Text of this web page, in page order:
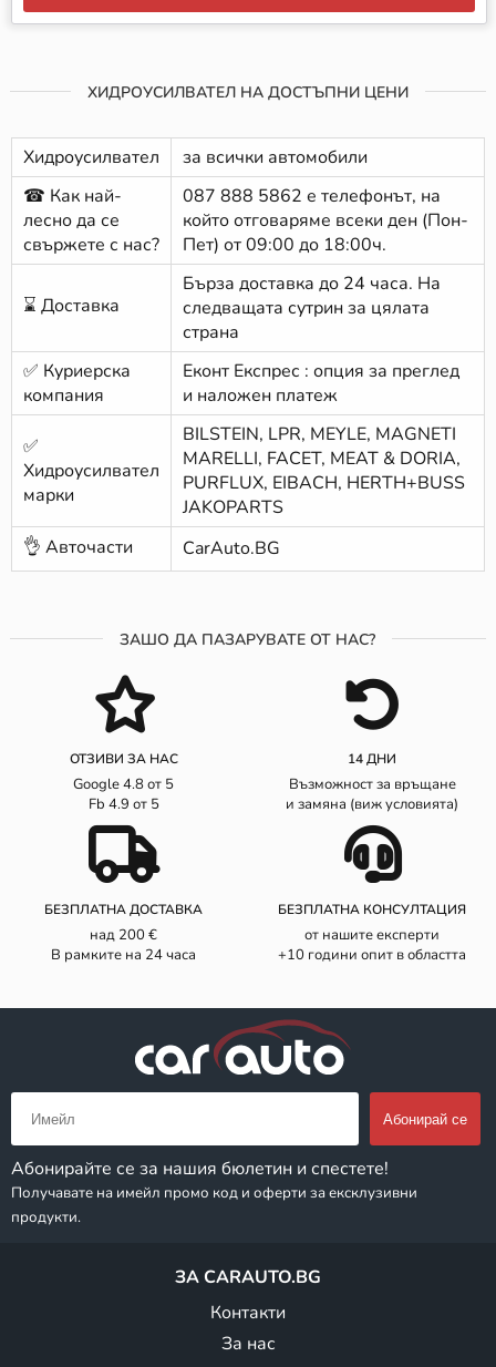
ХИДРОУСИЛВАТЕЛ НА ДОСТЪПНИ ЦЕНИ
Хидроусилвател
за всички автомобили
☎ Как най-
лесно да се
свържете с нас?
087 888 5862 е телефонът, на
който отговаряме всеки ден (Пон-
Пет) от 09:00 до 18:00ч.
⌛ Доставка
Бърза доставка до 24 часа. На
следващата сутрин за цялата
страна
✅ Куриерска
компания
Еконт Експрес : опция за преглед
и наложен платеж
✅
Хидроусилвател
марки
BILSTEIN, LPR, MEYLE, MAGNETI
MARELLI, FACET, MEAT & DORIA,
PURFLUX, EIBACH, HERTH+BUSS
JAKOPARTS
👌 Авточасти
CarAuto.BG
ЗАШО ДА ПАЗАРУВАТЕ ОТ НАС?
ОТЗИВИ ЗА НАС
Google 4.8 от 5
Fb 4.9 от 5
14 ДНИ
Възможност за връщане
и замяна (виж условията)
БЕЗПЛАТНА ДОСТАВКА
над 200 €
В рамките на 24 часа
БЕЗПЛАТНА КОНСУЛТАЦИЯ
от нашите експерти
+10 години опит в областта
Абонирайте се за нашия бюлетин и спестете!
Получавате на имейл промо код и оферти за ексклузивни
продукти.
ЗА CARAUTO.BG
Контакти
За нас